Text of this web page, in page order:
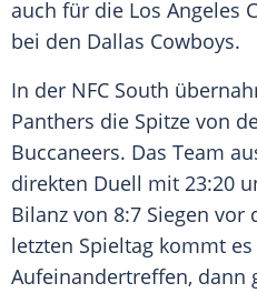
auch für die Los Angeles
bei den Dallas Cowboys.
In der NFC South
Panthers die Spitze von
Buccaneers. Das Team
direkten Duell mit 23:20
Bilanz von 8:7 Siegen vor
letzten Spieltag kommt
Aufeinandertreffen, dann